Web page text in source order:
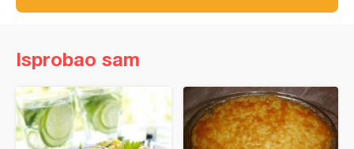
Isprobao sam